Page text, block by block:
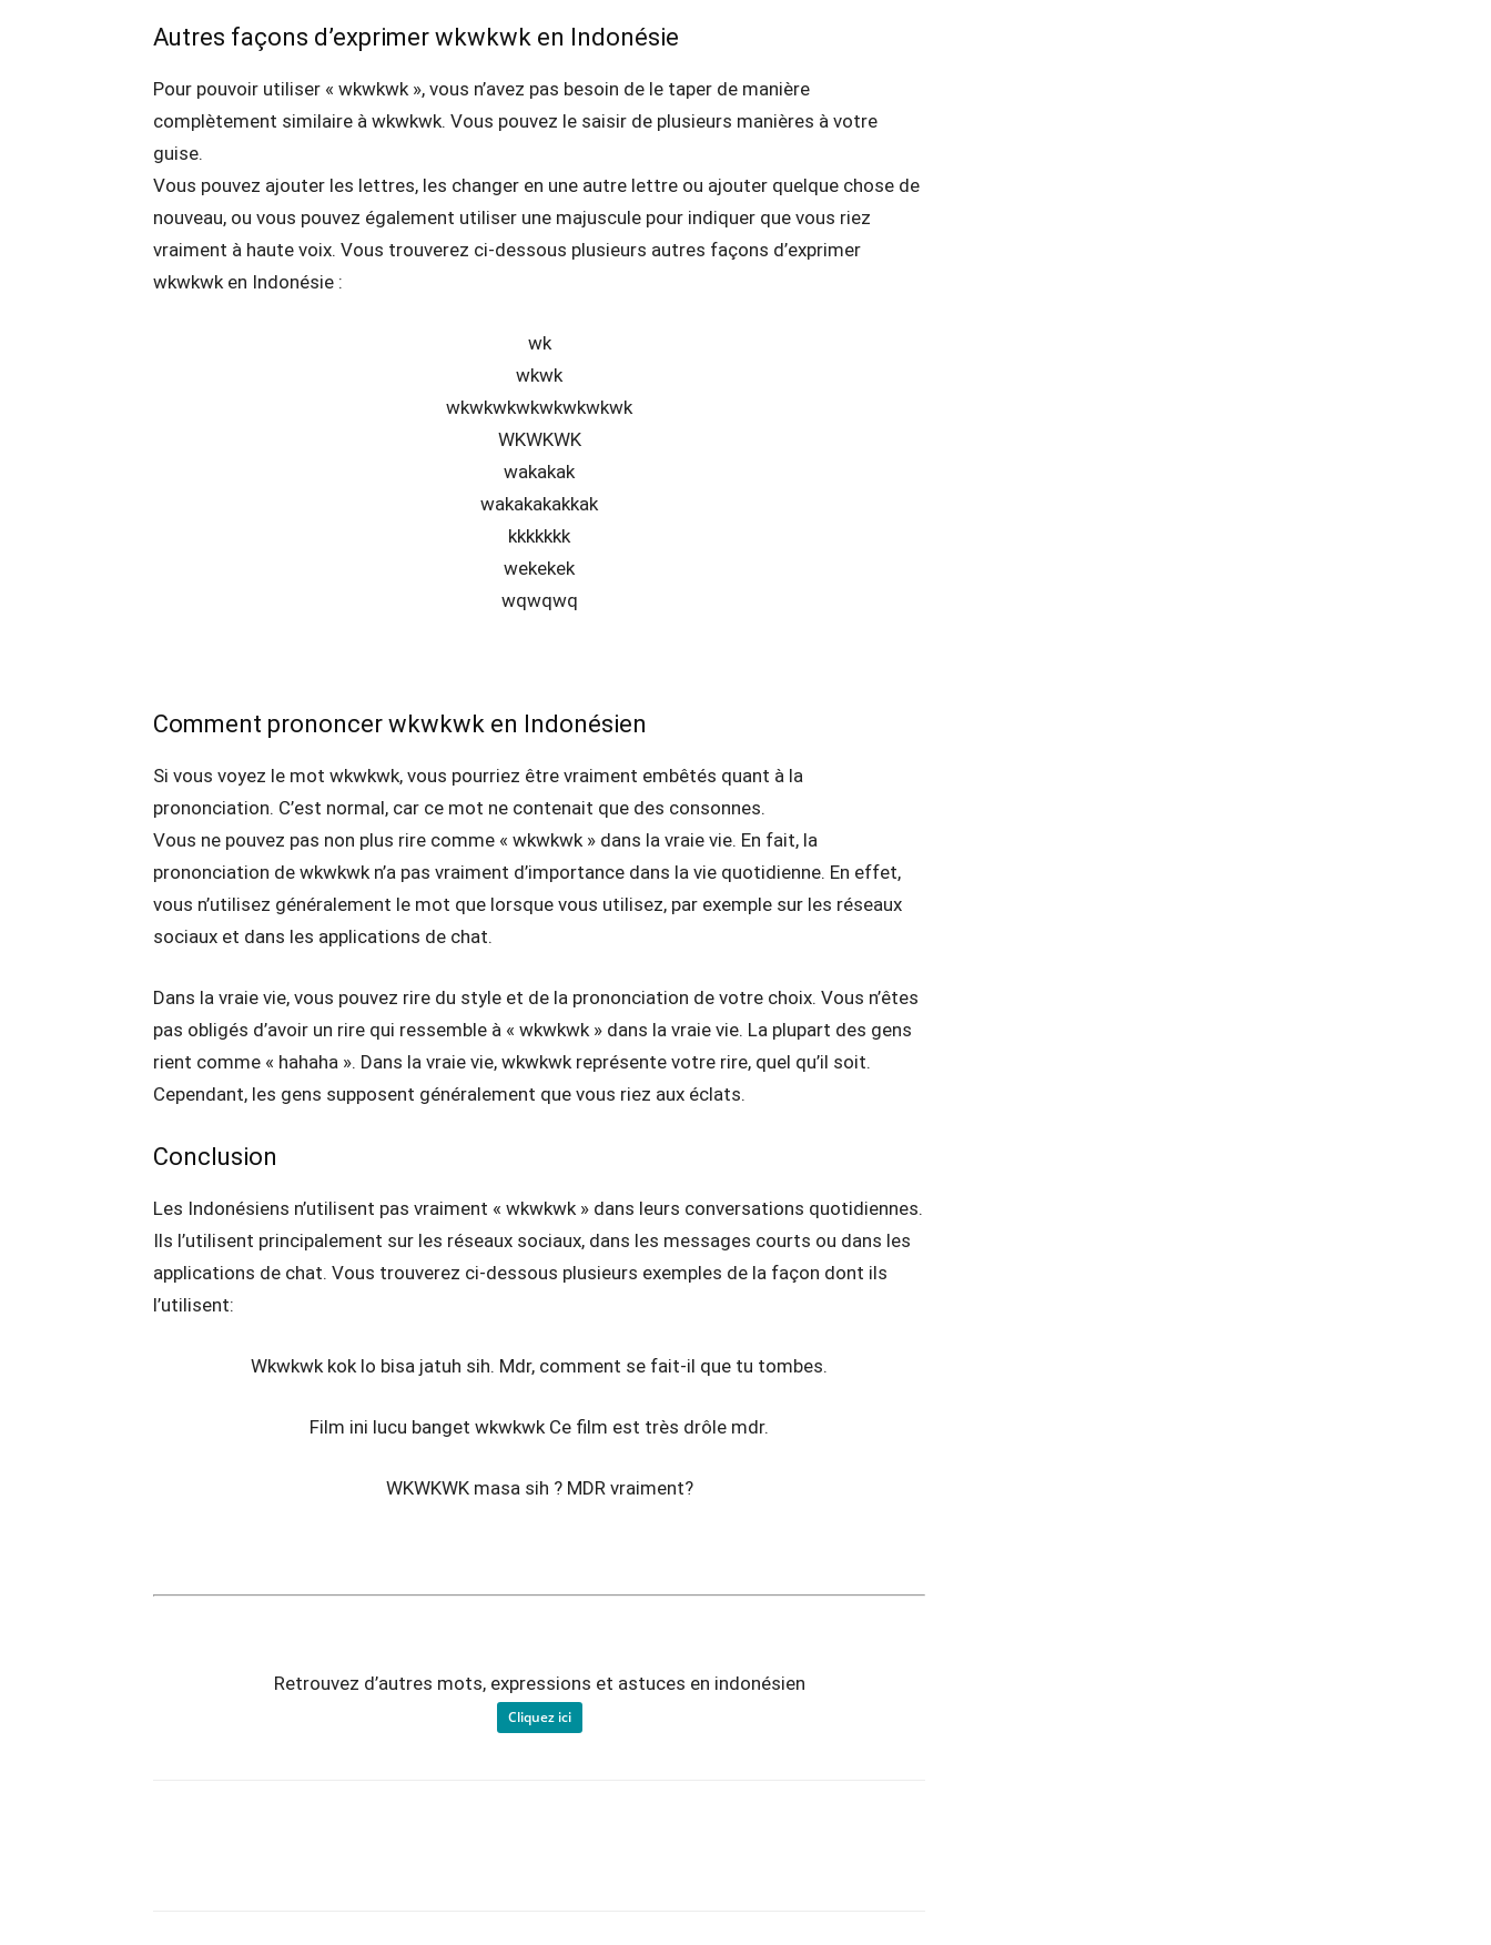
Autres façons d’exprimer wkwkwk en Indonésie
Pour pouvoir utiliser « wkwkwk », vous n’avez pas besoin de le taper de manière
complètement similaire à wkwkwk. Vous pouvez le saisir de plusieurs manières à votre
guise.
Vous pouvez ajouter les lettres, les changer en une autre lettre ou ajouter quelque chose de
nouveau, ou vous pouvez également utiliser une majuscule pour indiquer que vous riez
vraiment à haute voix. Vous trouverez ci-dessous plusieurs autres façons d’exprimer
wkwkwk en Indonésie :
wk
wkwk
wkwkwkwkwkwkwkwk
WKWKWK
wakakak
wakakakakkak
kkkkkkk
wekekek
wqwqwq
Comment prononcer wkwkwk en Indonésien
Si vous voyez le mot wkwkwk, vous pourriez être vraiment embêtés quant à la
prononciation. C’est normal, car ce mot ne contenait que des consonnes.
Vous ne pouvez pas non plus rire comme « wkwkwk » dans la vraie vie. En fait, la
prononciation de wkwkwk n’a pas vraiment d’importance dans la vie quotidienne. En effet,
vous n’utilisez généralement le mot que lorsque vous utilisez, par exemple sur les réseaux
sociaux et dans les applications de chat.
Dans la vraie vie, vous pouvez rire du style et de la prononciation de votre choix. Vous n’êtes
pas obligés d’avoir un rire qui ressemble à « wkwkwk » dans la vraie vie. La plupart des gens
rient comme « hahaha ». Dans la vraie vie, wkwkwk représente votre rire, quel qu’il soit.
Cependant, les gens supposent généralement que vous riez aux éclats.
Conclusion
Les Indonésiens n’utilisent pas vraiment « wkwkwk » dans leurs conversations quotidiennes.
Ils l’utilisent principalement sur les réseaux sociaux, dans les messages courts ou dans les
applications de chat. Vous trouverez ci-dessous plusieurs exemples de la façon dont ils
l’utilisent:
Wkwkwk kok lo bisa jatuh sih. Mdr, comment se fait-il que tu tombes.
Film ini lucu banget wkwkwk Ce film est très drôle mdr.
WKWKWK masa sih ? MDR vraiment?
Retrouvez d’autres mots, expressions et astuces en indonésien
Cliquez ici